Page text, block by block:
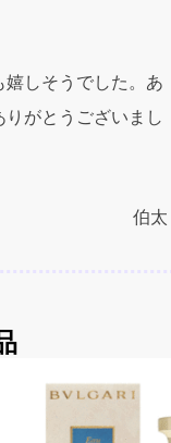
しそうでした。あ
がとうございまし
伯太